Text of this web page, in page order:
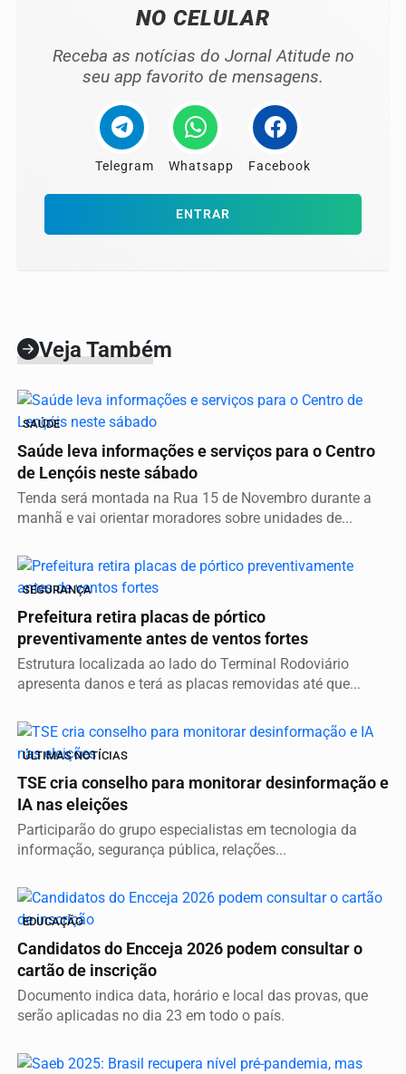
NO CELULAR
Receba as notícias do Jornal Atitude no
seu app favorito de mensagens.
Telegram Whatsapp Facebook
ENTRAR
Veja Também
SAÚDE
Saúde leva informações e serviços para o Centro
de Lençóis neste sábado
Tenda será montada na Rua 15 de Novembro durante a
manhã e vai orientar moradores sobre unidades de...
SEGURANÇA
Prefeitura retira placas de pórtico
preventivamente antes de ventos fortes
Estrutura localizada ao lado do Terminal Rodoviário
apresenta danos e terá as placas removidas até que...
ÚLTIMAS NOTÍCIAS
TSE cria conselho para monitorar desinformação e
IA nas eleições
Participarão do grupo especialistas em tecnologia da
informação, segurança pública, relações...
EDUCAÇÃO
Candidatos do Encceja 2026 podem consultar o
cartão de inscrição
Documento indica data, horário e local das provas, que
serão aplicadas no dia 23 em todo o país.